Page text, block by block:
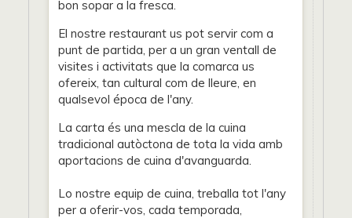
bon sopar a la fresca.
El nostre restaurant us pot servir com a
punt de partida, per a un gran ventall de
visites i activitats que la comarca us
ofereix, tan cultural com de lleure, en
qualsevol época de l'any.
La carta és una mescla de la cuina
tradicional autòctona de tota la vida amb
aportacions de cuina d'avanguarda.
Lo nostre equip de cuina, treballa tot l'any
per a oferir-vos, cada temporada,